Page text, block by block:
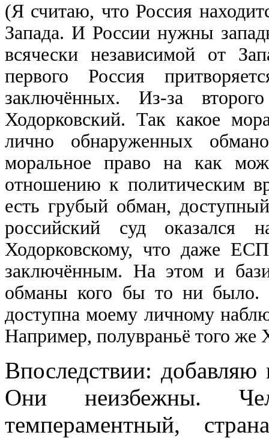
(Я считаю, что Россия
Запада. И России нужны
всячески независимой от
первого Россия
заключённых. Из-за
Ходорковский. Так какое
лично обнаруженных
моральное право на как
отношению к политическим
есть грубый обман,
российский суд оказался
Ходорковскому, что даже
заключённым. На этом и
обманы кого бы то ни было.
доступна моему личному
Например, полувраньё того же
Впоследствии: добавляю
Они неизбежны.
темпераментный,